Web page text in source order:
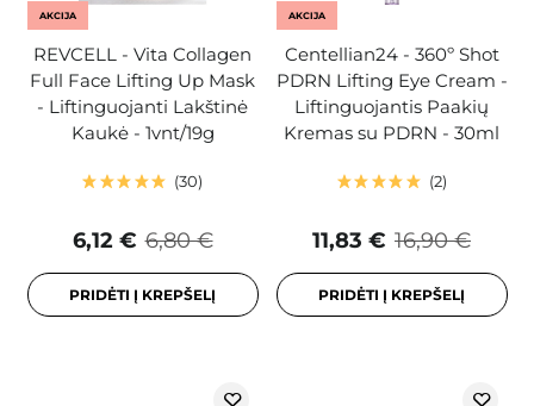
AKCIJA
REVCELL - Vita Collagen
Full Face Lifting Up Mask
- Liftinguojanti Lakštinė
Kaukė - 1vnt/19g
30
6,80 €
6,12 €
PRIDĖTI Į KREPŠELĮ
AKCIJA
Centellian24 - 360º Shot
PDRN Lifting Eye Cream -
Liftinguojantis Paakių
Kremas su PDRN - 30ml
2
16,90 €
11,83 €
PRIDĖTI Į KREPŠELĮ